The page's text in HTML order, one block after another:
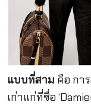
แบบที่สาม คือ กา
เก่าแก่ที่ชื่อ